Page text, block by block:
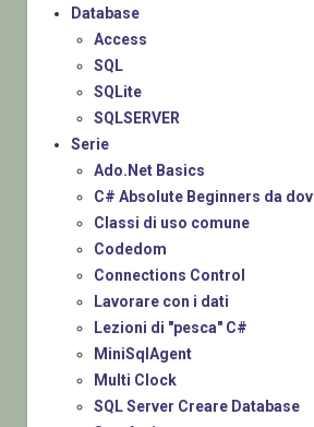
Database
Access
SQL
SQLite
SQLSERVER
Serie
Ado.Net Basics
C# Absolute Beginners da
Classi di uso comune
Codedom
Connections Control
Lavorare con i dati
Lezioni di "pesca" C#
MiniSqlAgent
Multi Clock
SQL Server Creare Database